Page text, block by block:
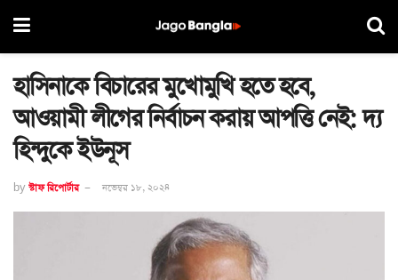
হাসিনাকে বিচারের মুখোমুখি হতে হবে,
আওয়ামী লীগের নির্বাচন করায় আপত্তি নেই: দ্য
হিন্দুকে ইউনূস
by স্টাফ রিপোর্টার নভেম্বর ১৮, ২০২৪